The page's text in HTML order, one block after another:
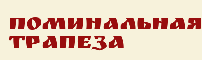
ПОМИНАЛЬНАЯ
ТРАПЕЗА